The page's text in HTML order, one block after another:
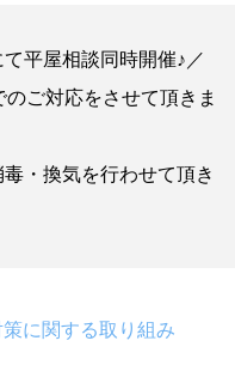
平屋相談同時開催♪／
ご対応をさせて頂きま
・換気を行わせて頂き
に関する取り組み